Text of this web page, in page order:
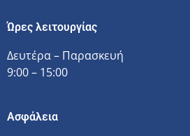
Ώρες λειτουργίας
Δευτέρα – Παρασκευή
9:00 – 15:00
Ασφάλεια